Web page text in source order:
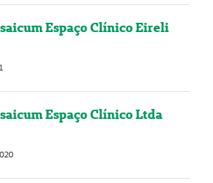
Espaço Clínico Eireli
Espaço Clínico Ltda